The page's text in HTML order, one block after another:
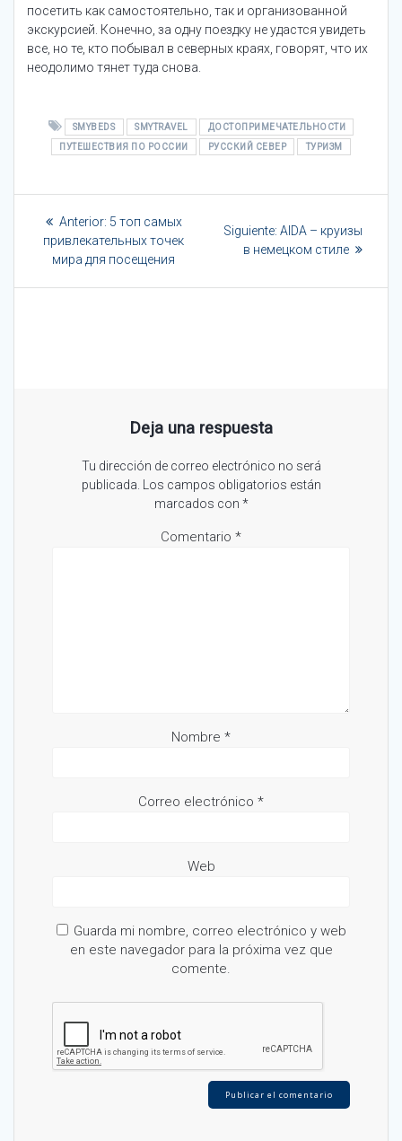
посетить как самостоятельно, так и организованной
экскурсией. Конечно, за одну поездку не удастся увидеть
все, но те, кто побывал в северных краях, говорят, что их
неодолимо тянет туда снова.
SMYBEDS SMYTRAVEL
ДОСТОПРИМЕЧАТЕЛЬНОСТИ
ПУТЕШЕСТВИЯ ПО РОССИИ
РУССКИЙ СЕВЕР ТУРИЗМ
Navegación
entradas
Anterior: Entrada
anterior:
5 топ самых
привлекательных точек
мира для посещения
Siguiente: Siguiente
entrada:
AIDA – круизы
в немецком стиле
Deja una respuesta
Tu dirección de correo electrónico no será
publicada.
Los campos obligatorios están
marcados con *
Comentario *
Nombre *
Correo electrónico *
Web
Guarda mi nombre, correo electrónico y web
en este navegador para la próxima vez que
comente.